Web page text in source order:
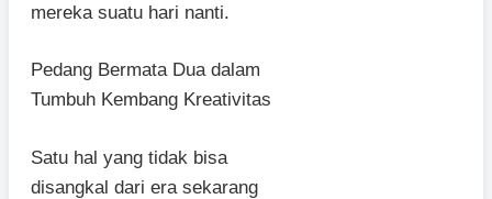
mereka suatu hari nanti.
Pedang Bermata Dua dalam
Tumbuh Kembang Kreativitas
Satu hal yang tidak bisa
disangkal dari era sekarang